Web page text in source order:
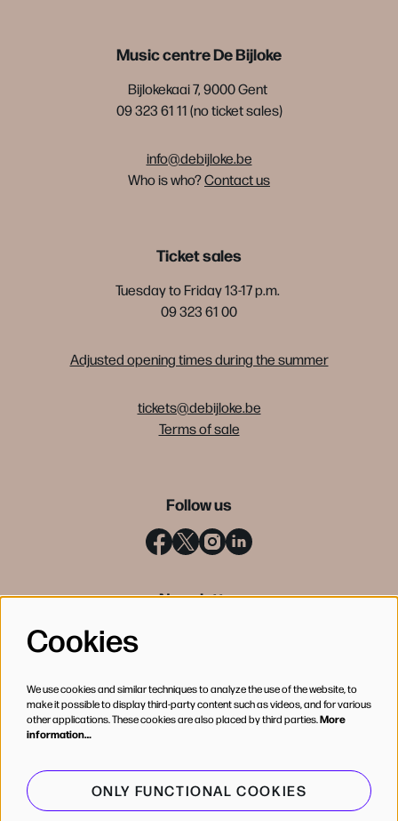
Music centre De Bijloke
Bijlokekaai 7, 9000 Gent
09 323 61 11 (no ticket sales)
info@debijloke.be
Who is who?Contact us
Ticket sales
Tuesday to Friday 13-17 p.m.
09 323 61 00
Adjusted opening times during the summer
tickets@debijloke.be
Terms of sale
Follow us
Newsletter
Cookies
We use cookies and similar techniques to analyze the use of the website, to
make it possible to display third-party content such as videos, and for various
other applications. These cookies are also placed by third parties.More
information…
ONLY FUNCTIONAL COOKIES